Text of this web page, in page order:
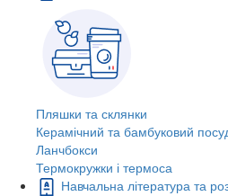
Пляшки та склянки
Керамічний та бамбуковий
Ланчбокси
Термокружки і термоса
Навчальна література та